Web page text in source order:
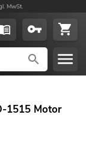
MwSt.
1515 Motor